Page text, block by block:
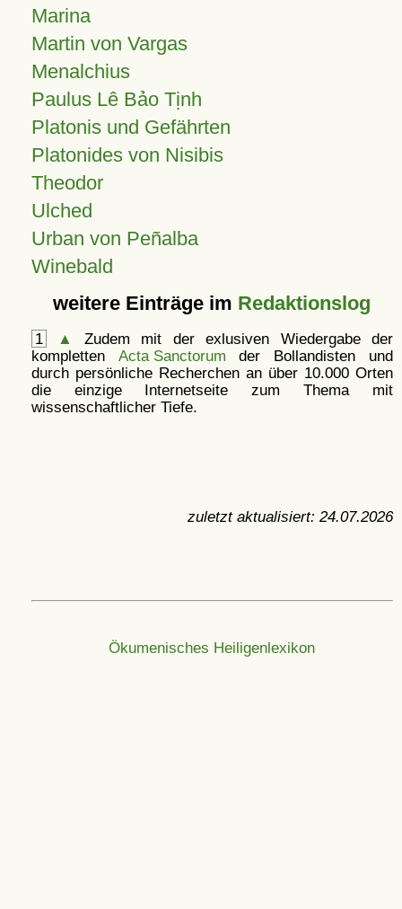
Marina
Martin von Vargas
Menalchius
Paulus Lê Bảo Tịnh
Platonis und Gefährten
Platonides von Nisibis
Theodor
Ulched
Urban von Peñalba
Winebald
weitere Einträge im Redaktionslog
1 ▲
Zudem mit der exlusiven Wiedergabe der
kompletten Acta Sanctorum der Bollandisten und
durch persönliche Recherchen an über 10.000 Orten
die einzige Internetseite zum Thema mit
wissenschaftlicher Tiefe.
zuletzt aktualisiert: 24.07.2026
Ökumenisches Heiligenlexikon